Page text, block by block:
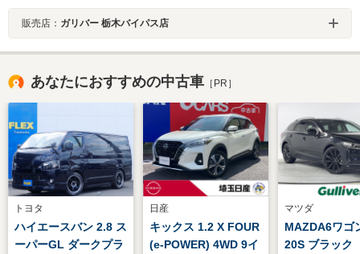
販売店： ガリバー 栃木バイパス店
あなたにおすすめの中古車 ［PR］
トヨタ
ハイエースバン 2.8 ス
ーパーGL ダークプラ
日産
キックス 1.2 X FOUR
(e-POWER) 4WD 9イ
マツダ
MAZDA6ワゴ
20S ブラック